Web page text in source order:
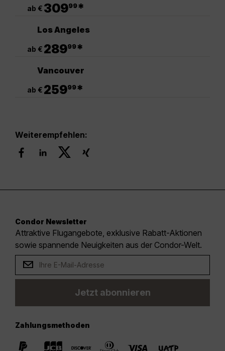
ab € 30999*
Los Angeles
ab € 28999*
Vancouver
ab € 25999*
Weiterempfehlen:
Condor Newsletter
Attraktive Flugangebote, exklusive Rabatt-Aktionen
sowie spannende Neuigkeiten aus der Condor-Welt.
Jetzt abonnieren
Zahlungsmethoden